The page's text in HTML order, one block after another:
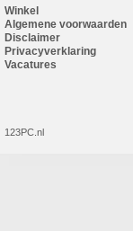
Winkel
Algemene voorwaarden
Disclaimer
Privacyverklaring
Vacatures
123PC.nl